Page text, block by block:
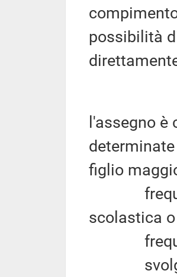
possibilità
l'assegno
figlio
scolastica
svolga